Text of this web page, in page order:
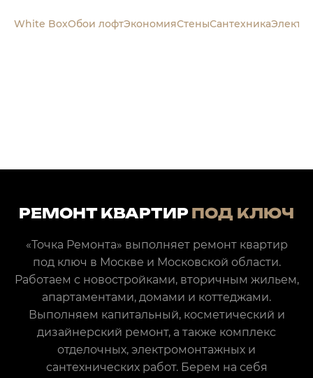
РЕМОНТ КВАРТИР ПОД КЛЮЧ
«Точка Ремонта» выполняет ремонт квартир
под ключ в Москве и Московской области.
Работаем с новостройками, вторичным жильем,
апартаментами, домами и коттеджами.
Выполняем капитальный, косметический и
дизайнерский ремонт, а также комплекс
отделочных, электромонтажных и
сантехнических работ. Берем на себя